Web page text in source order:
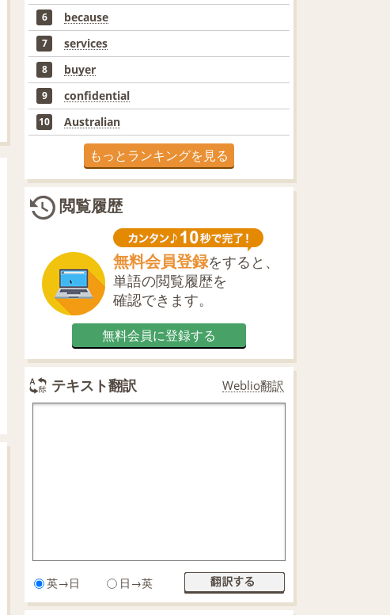
6 because
7 services
8 buyer
9 confidential
10 Australian
もっとランキングを見る
閲覧履歴
無料会員登録をすると、
単語の閲覧履歴を
確認できます。
無料会員に登録する
テキスト翻訳 Weblio翻訳
英→日 日→英